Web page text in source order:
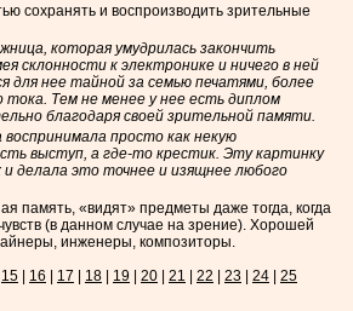
сохранять и воспроизводить зрительные
которая умудрилась закончить
склонности к электронике и ничего в ней
для нее тайной за семью печатями, более
тока. Тем не менее у нее есть диплом
благодаря своей зрительной памяти.
просто как некую
выступ, а где-то крестик. Эту картинку
и делала это точнее и изящнее любого
память, «видят» предметы даже тогда, когда
(в данном случае на зрение). Хорошей
инженеры, композиторы.
15 16 17 18 19 20 21 22 23 24 25